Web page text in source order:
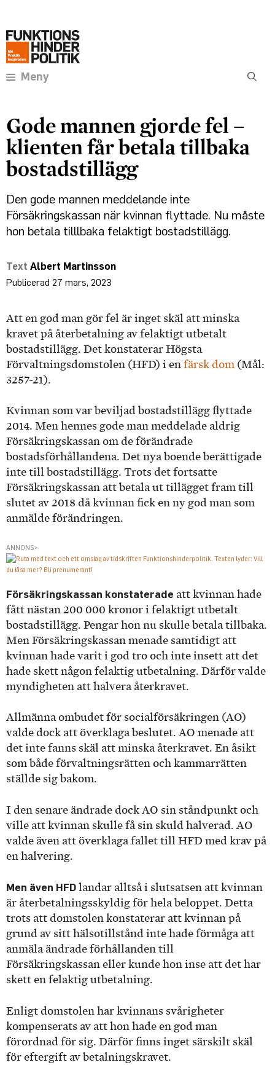
innehåll
Meny
Gode mannen gjorde fel –
klienten får betala tillbaka
bostadstillägg
Den gode mannen meddelande inte
Försäkringskassan när kvinnan flyttade. Nu måste
hon betala tilllbaka felaktigt bostadstillägg.
Albert Martinsson
27 mars, 2023
Att en god man gör fel är inget skäl att minska
kravet på återbetalning av felaktigt utbetalt
bostadstillägg. Det konstaterar Högsta
Förvaltningsdomstolen (HFD) i en färsk dom (Mål:
3257-21).
Kvinnan som var beviljad bostadstillägg flyttade
2014. Men hennes gode man meddelade aldrig
Försäkringskassan om de förändrade
bostadsförhållandena. Det nya boende berättigade
inte till bostadstillägg. Trots det fortsatte
Försäkringskassan att betala ut tillägget fram till
slutet av 2018 då kvinnan fick en ny god man som
anmälde förändringen.
ANNONS>
Försäkringskassan konstaterade att kvinnan hade
fått nästan 200 000 kronor i felaktigt utbetalt
bostadstillägg. Pengar hon nu skulle betala tillbaka.
Men Försäkringskassan menade samtidigt att
kvinnan hade varit i god tro och inte insett att det
hade skett någon felaktig utbetalning. Därför valde
myndigheten att halvera återkravet.
Allmänna ombudet för socialförsäkringen (AO)
valde dock att överklaga beslutet. AO menade att
det inte fanns skäl att minska återkravet. En åsikt
som både förvaltningsrätten och kammarrätten
ställde sig bakom.
I den senare ändrade dock AO sin ståndpunkt och
ville att kvinnan skulle få sin skuld halverad. AO
valde även att överklaga fallet till HFD med krav på
en halvering.
Men även HFD landar alltså i slutsatsen att kvinnan
är återbetalningsskyldig för hela beloppet. Detta
trots att domstolen konstaterar att kvinnan på
grund av sitt hälsotillstånd inte hade förmåga att
anmäla ändrade förhållanden till
Försäkringskassan eller kunde hon inse att det har
skett en felaktig utbetalning.
Enligt domstolen har kvinnans svårigheter
kompenserats av att hon hade en god man
förordnad för sig. Därför finns inget särskilt skäl
för eftergift av betalningskravet.